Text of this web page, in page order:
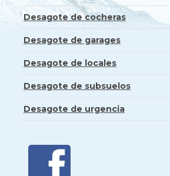
Desagote de cocheras
Desagote de garages
Desagote de locales
Desagote de subsuelos
Desagote de urgencia